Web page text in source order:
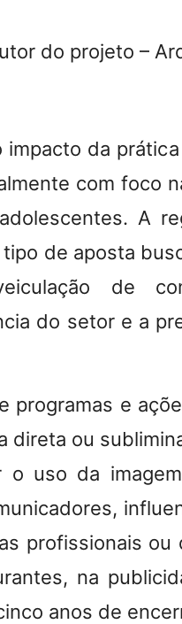
do projeto –
da
com foco
A
de aposta
de
do setor e a
programas e
direta ou
o uso da
profissionais ou
na
anos de